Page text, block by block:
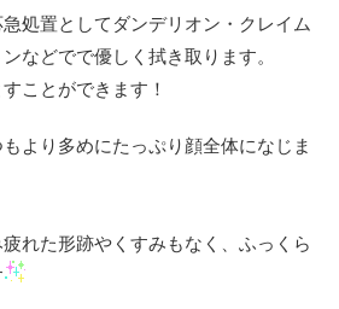
処置としてダンデリオン・クレイム
などでで優しく拭き取ります。
ことができます！
より多めにたっぷり顔全体になじま
れた形跡やくすみもなく、ふっくら